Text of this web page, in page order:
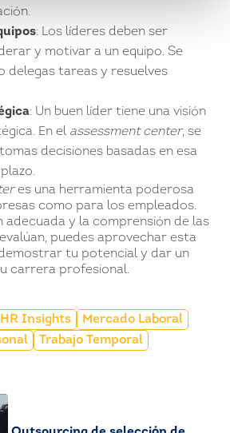
: Los líderes deben ser
y motivar a un equipo. Se
delegas tareas y resuelves
: Un buen líder tiene una visión
En el assessment center, se
decisiones basadas en esa
es una herramienta poderosa
como para los empleados.
adecuada y la comprensión de las
puedes aprovechar esta
tu potencial y dar un
carrera profesional.
HR Insights
Mercado Laboral
Trabajo Temporal